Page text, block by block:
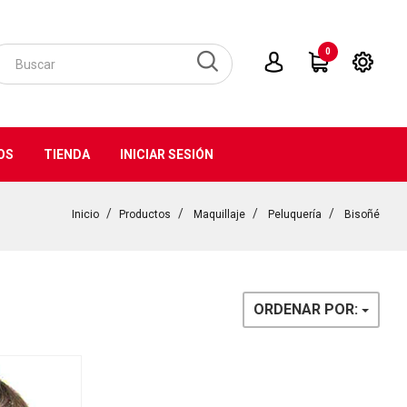
0
TIENDA INICIAR SESIÓN
Inicio Productos Maquillaje Peluquería Bisoñé
ORDENAR POR: